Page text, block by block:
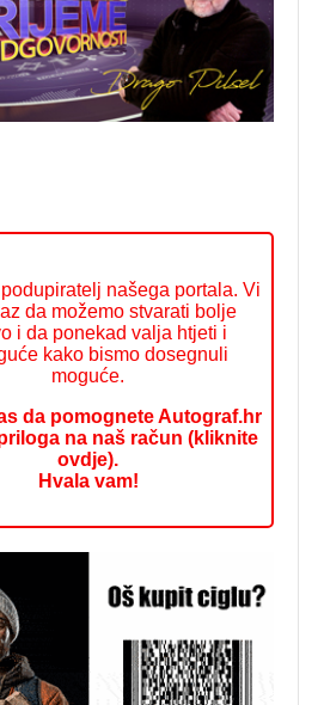
našega portala. Vi
da možemo stvarati bolje
i da ponekad valja htjeti i
kako bismo dosegnuli
moguće.
da pomognete Autograf.hr
na naš račun (kliknite
ovdje).
Hvala vam!